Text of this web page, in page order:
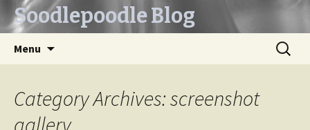
Soodlepoodle Blog
Menu
Search
for:
Category Archives: screenshot
gallery